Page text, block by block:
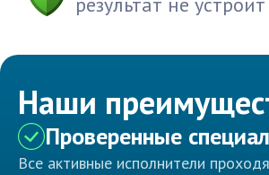
Наши
Проверенные
Все активные исполнители